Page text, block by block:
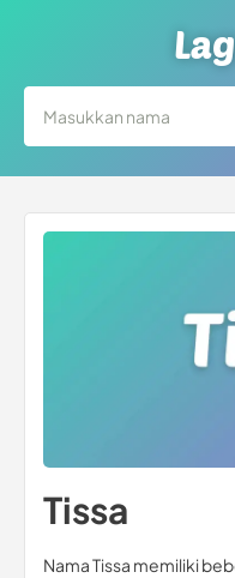
Tissa
Nama Tissa memiliki